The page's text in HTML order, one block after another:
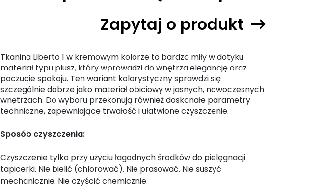
Zapytaj o produkt
Tkanina Liberto 1 w kremowym kolorze to bardzo miły w dotyku
materiał typu plusz, który wprowadzi do wnętrza elegancję oraz
poczucie spokoju. Ten wariant kolorystyczny sprawdzi się
szczególnie dobrze jako materiał obiciowy w jasnych, nowoczesnych
wnętrzach. Do wyboru przekonują również doskonałe parametry
techniczne, zapewniające trwałość i ułatwione czyszczenie.
Sposób czyszczenia:
Czyszczenie tylko przy użyciu łagodnych środków do pielęgnacji
tapicerki. Nie bielić (chlorować). Nie prasować. Nie suszyć
mechanicznie. Nie czyścić chemicznie.